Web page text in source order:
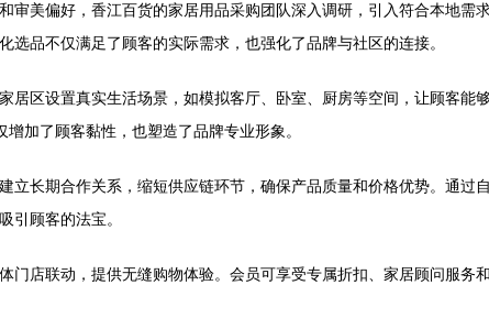
美偏好，香江百货的家居用品采购团队深入调研，引入符合本地需
品不仅满足了顾客的实际需求，也强化了品牌与社区的连接。
区设置真实生活场景，如模拟客厅、卧室、厨房等空间，让顾客能
加了顾客黏性，也塑造了品牌专业形象。
长期合作关系，缩短供应链环节，确保产品质量和价格优势。通过
引顾客的法宝。
店联动，提供无缝购物体验。会员可享受专属折扣、家居顾问服务